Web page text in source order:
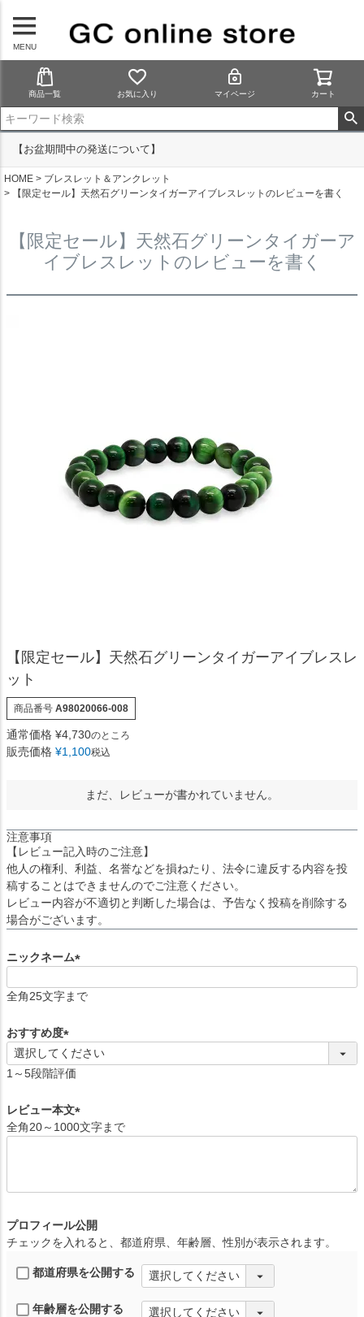
MENU
商品一覧 お気に入り マイページ カート
【お盆期間中の発送について】
HOME
ブレスレット＆アンクレット
【限定セール】天然石グリーンタイガーアイブレスレットのレビューを書く
【限定セール】天然石グリーンタイガーア
イブレスレットのレビューを書く
【限定セール】天然石グリーンタイガーアイブレスレ
ット
商品番号 A98020066-008
通常価格 ¥4,730のところ
販売価格 ¥1,100税込
まだ、レビューが書かれていません。
注意事項
【レビュー記入時のご注意】
他人の権利、利益、名誉などを損ねたり、法令に違反する内容を投
稿することはできませんのでご注意ください。
レビュー内容が不適切と判断した場合は、予告なく投稿を削除する
場合がございます。
ニックネーム
必
全角25文字まで
おすすめ度
(
必
)
1～5段階評価
レビュー本文
(
全角20～1000文字まで
プロフィール公開
チェックを入れると、都道府県、年齢層、性別が表示されます。
都道府県を公開する
年齢層を公開する